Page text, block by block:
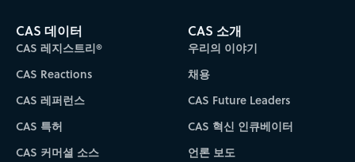
CAS 데이터
CAS 레지스트리®
CAS Reactions
CAS 레퍼런스
CAS 특허
CAS 커머셜 소스
CAS 소개
우리의 이야기
채용
CAS Future Leaders
CAS 혁신 인큐베이터
언론 보도